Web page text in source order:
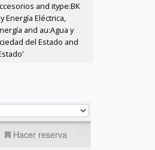
and itype:BK
Energía Eléctrica,
and au:Agua y
del Estado and
Hacer reserva